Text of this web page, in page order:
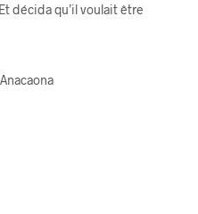
décida qu’il voulait être